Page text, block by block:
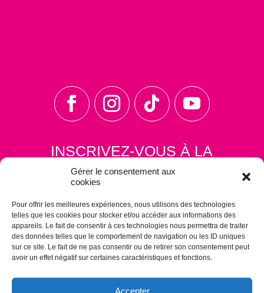
Gérer le consentement aux
cookies
Pour offrir les meilleures expériences, nous utilisons des technologies
telles que les cookies pour stocker et/ou accéder aux informations des
appareils. Le fait de consentir à ces technologies nous permettra de traiter
des données telles que le comportement de navigation ou les ID uniques
sur ce site. Le fait de ne pas consentir ou de retirer son consentement peut
avoir un effet négatif sur certaines caractéristiques et fonctions.
Accepter
INSCRIVEZ-VOUS À LA
NEWSLETTER
S'ABONNER